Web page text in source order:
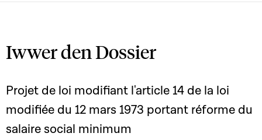
Iwwer den Dossier
Projet de loi modifiant l'article 14 de la loi
modifiée du 12 mars 1973 portant réforme du
salaire social minimum